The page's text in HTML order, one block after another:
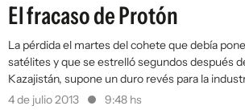
El fracaso de Protón
La pérdida el martes del cohete que debía
satélites y que se estrelló segundos después
Kazajistán, supone un duro revés para la
4 de julio 2013
9:48 hs